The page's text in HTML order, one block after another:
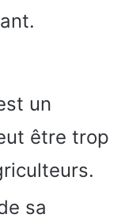
un
être trop
sa